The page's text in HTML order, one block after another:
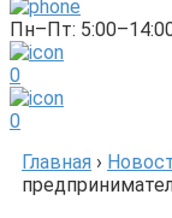
Пн–Пт:
0
0
Главная ›